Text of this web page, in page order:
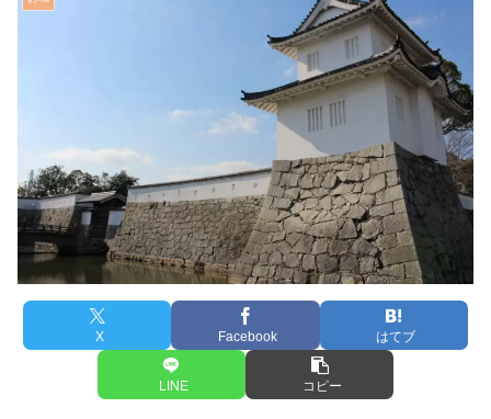
X Facebook はてブ
LINE コピー